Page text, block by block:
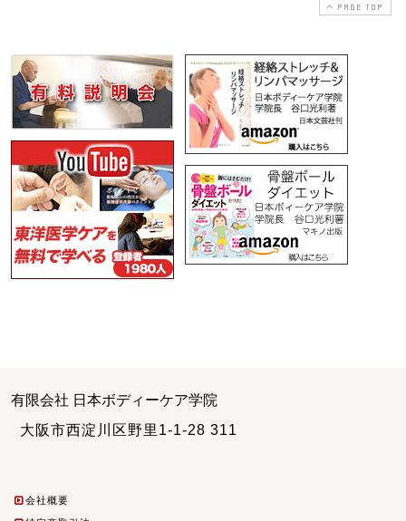
PAGE TOP
有限会社 日本ボディーケア学院
大阪市西淀川区野里1-1-28 311
会社概要